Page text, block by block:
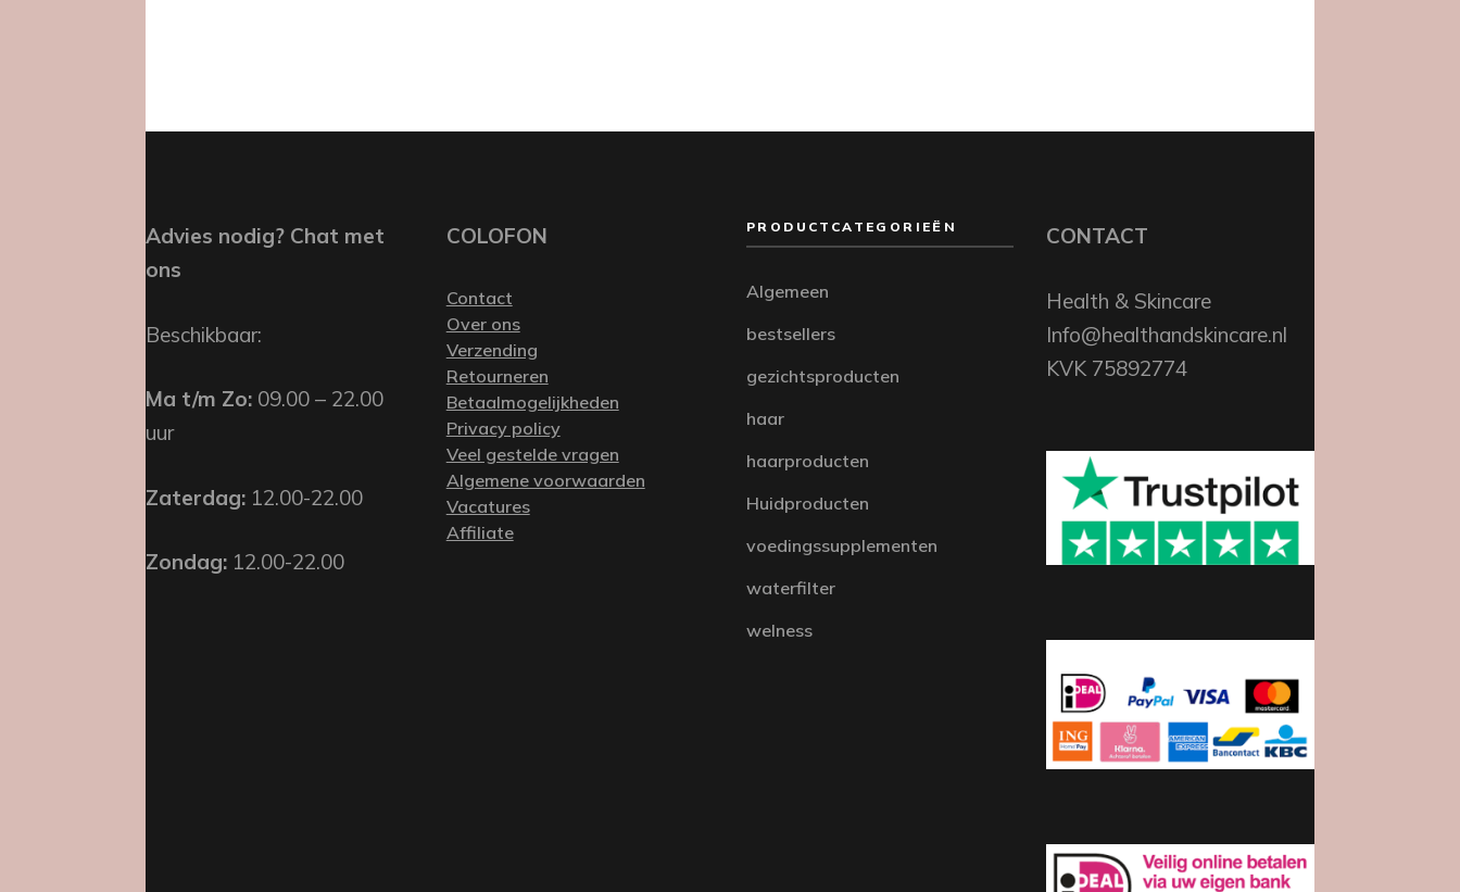
Advies nodig? Chat met
ons
Beschikbaar:
Ma t/m Zo: 09.00 – 22.00
uur
Zaterdag: 12.00-22.00
Zondag: 12.00-22.00
COLOFON
Contact
Over ons
Verzending
Retourneren
Betaalmogelijkheden
Privacy policy
Veel gestelde vragen
Algemene voorwaarden
Vacatures
Affiliate
PRODUCTCATEGORIEËN
Algemeen
bestsellers
gezichtsproducten
haar
haarproducten
Huidproducten
voedingssupplementen
waterfilter
welness
CONTACT
Health & Skincare
Info@healthandskincare.nl
KVK 75892774